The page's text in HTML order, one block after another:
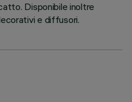
Disponibile inoltre
e diffusori.